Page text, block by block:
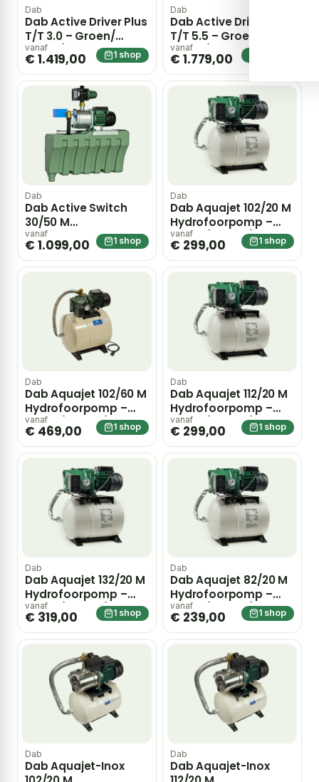
Dab
Dab Active Driver Plus
T/T 3.0 – Groen/
zwart / RVS
vanaf
€ 1.419,00 1 shop
Dab
Dab Active Driver Plus
T/T 5.5 – Groen/
zwart / RVS
vanaf
€ 1.779,00
Dab
Dab Active Switch
30/50 M
Regenwaterpomp –
Groen/ zwart / RVS
vanaf
€ 1.099,00 1 shop
Dab
Dab Aquajet 102/20 M
Hydrofoorpomp –
Groen/ zwart / RVS
vanaf
€ 299,00 1 shop
Dab
Dab Aquajet 102/60 M
Hydrofoorpomp –
Groen/ zwart / RVS
vanaf
€ 469,00 1 shop
Dab
Dab Aquajet 112/20 M
Hydrofoorpomp –
Groen/ zwart / RVS
vanaf
€ 299,00 1 shop
Dab
Dab Aquajet 132/20 M
Hydrofoorpomp –
Groen/ zwart / RVS
vanaf
€ 319,00 1 shop
Dab
Dab Aquajet 82/20 M
Hydrofoorpomp –
Groen/ zwart / RVS
vanaf
€ 239,00 1 shop
Dab
Dab Aquajet-Inox
Dab
Dab Aquajet-Inox